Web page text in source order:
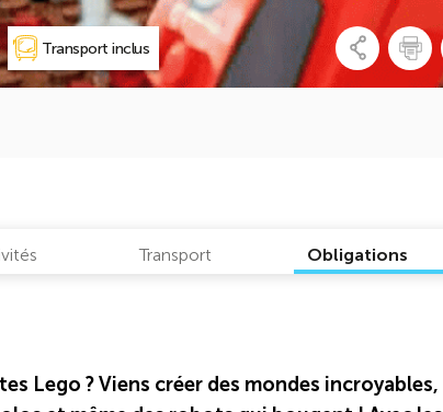
Transport inclus
Transport Obligations
Lego ? Viens créer des mondes incroyables,